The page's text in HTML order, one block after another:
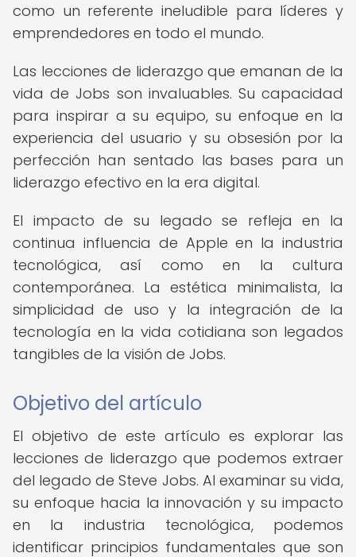
como un referente ineludible para líderes y
emprendedores en todo el mundo.
Las lecciones de liderazgo que emanan de la
vida de Jobs son invaluables. Su capacidad
para inspirar a su equipo, su enfoque en la
experiencia del usuario y su obsesión por la
perfección han sentado las bases para un
liderazgo efectivo en la era digital.
El impacto de su legado se refleja en la
continua influencia de Apple en la industria
tecnológica, así como en la cultura
contemporánea. La estética minimalista, la
simplicidad de uso y la integración de la
tecnología en la vida cotidiana son legados
tangibles de la visión de Jobs.
Objetivo del artículo
El objetivo de este artículo es explorar las
lecciones de liderazgo que podemos extraer
del legado de Steve Jobs. Al examinar su vida,
su enfoque hacia la innovación y su impacto
en la industria tecnológica, podemos
identificar principios fundamentales que son